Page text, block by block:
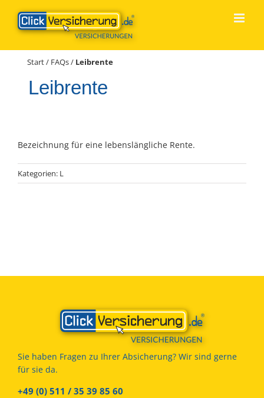
Inhalt
springen
Start/ FAQs/ Leibrente
Leibrente
Bezeichnung für eine lebenslängliche Rente.
Kategorien: L
Sie haben Fragen zu Ihrer Absicherung? Wir sind gerne
für sie da.
+49 (0) 511 / 35 39 85 60